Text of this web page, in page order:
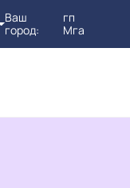
Ваш
город:
гп
Мга